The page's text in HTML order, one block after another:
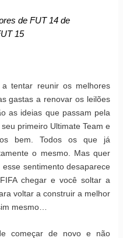
de FUT 14 de
15
tentar reunir os melhores
gastas a renovar os leilões
as ideias que passam pela
primeiro Ultimate Team e
bem. Todos os que já
o mesmo. Mas quer
sentimento desaparece
chegar e você soltar a
voltar a construir a melhor
mesmo…
começar de novo e não